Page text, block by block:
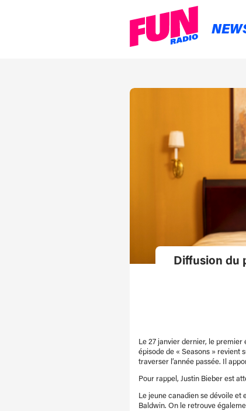
Diffusion du
Le 27 janvier dernier, le
épisode de « Seasons » revient
traverser l’année passée. Il
Pour rappel, Justin Bieber est
Le jeune canadien se dévoile et
Baldwin. On le retrouve